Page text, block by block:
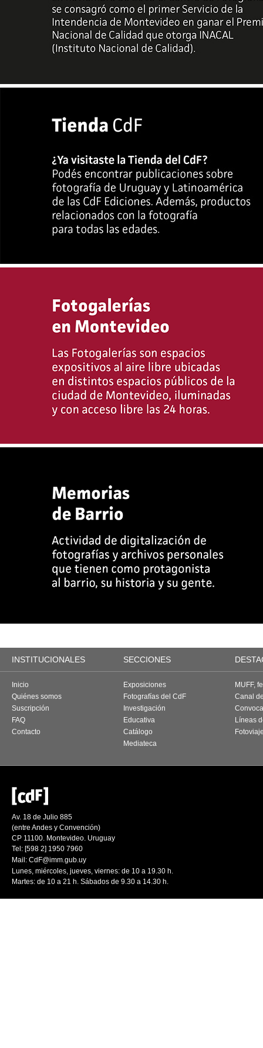
INSTITUCIONALES SECCIONES
Inicio
Quiénes somos
Suscripción
FAQ
Contacto
Exposiciones
Fotografías del CdF
Investigación
Educativa
Catálogo
Mediateca
MUFF,
Canal
Líneas
Av. 18 de Julio 885
(entre Andes y Convención)
CP 11100. Montevideo. Uruguay
Tel: [598 2] 1950 7960
Mail: CdF@imm.gub.uy
Lunes, miércoles, jueves, viernes: de 10 a 19.30 h.
Martes: de 10 a 21 h. Sábados de 9.30 a 14.30 h.